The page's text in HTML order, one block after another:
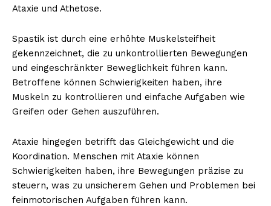
Ataxie und Athetose.
Spastik ist durch eine erhöhte Muskelsteifheit
gekennzeichnet, die zu unkontrollierten Bewegungen
und eingeschränkter Beweglichkeit führen kann.
Betroffene können Schwierigkeiten haben, ihre
Muskeln zu kontrollieren und einfache Aufgaben wie
Greifen oder Gehen auszuführen.
Ataxie hingegen betrifft das Gleichgewicht und die
Koordination. Menschen mit Ataxie können
Schwierigkeiten haben, ihre Bewegungen präzise zu
steuern, was zu unsicherem Gehen und Problemen bei
feinmotorischen Aufgaben führen kann.